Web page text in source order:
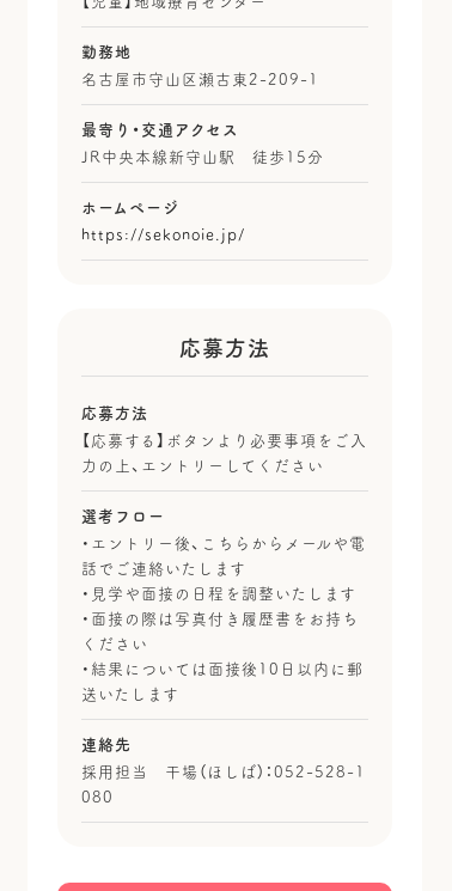
勤務地
名古屋市守山区瀬古東2-209-1
最寄り・ 交通アクセス
JR中央本線新守山駅 徒歩15分
ホームページ
https://sekonoie.jp/
応募方法
応募方法
【応募する】ボタンより必要事項をご入
力の上、エントリーしてください
選考フロー
・エントリー後、こちらからメールや電
話でご連絡いたします
・見学や面接の日程を調整いたします
・面接の際は写真付き履歴書をお持ち
ください
・結果については面接後10日以内に郵
送いたします
連絡先
採用担当 干場（ほしば）：052-528-1
080